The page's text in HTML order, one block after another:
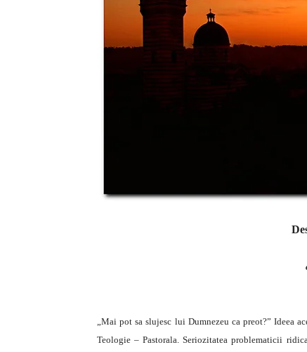
„Mai pot sa slujesc lui Dumnezeu ca preot?”Ideea
Teologie – Pastorala. Seriozitatea problematicii